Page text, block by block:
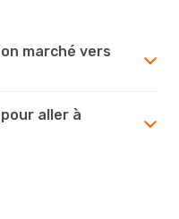
marché vers
aller à